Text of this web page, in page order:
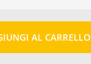
AL CARRELLO